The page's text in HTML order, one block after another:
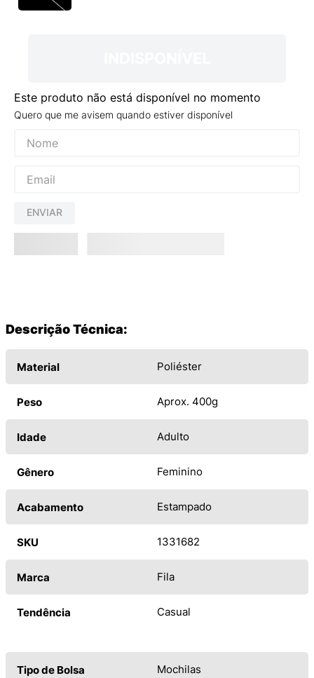
Este produto não está disponível no momento
Quero que me avisem quando estiver disponível
ENVIAR
Descrição Técnica:
Material Poliéster
Peso Aprox. 400g
Idade Adulto
Gênero Feminino
Acabamento Estampado
SKU 1331682
Marca Fila
Tendência Casual
Tipo de Bolsa Mochilas
NEW 530